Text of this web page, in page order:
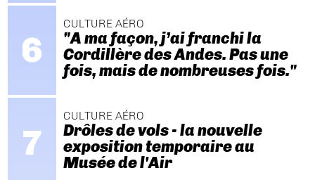
CULTURE AÉRO
"A ma façon, j’ai franchi la
Cordillère des Andes. Pas une
fois, mais de nombreuses fois."
CULTURE AÉRO
Drôles de vols - la nouvelle
exposition temporaire au
Musée de l'Air